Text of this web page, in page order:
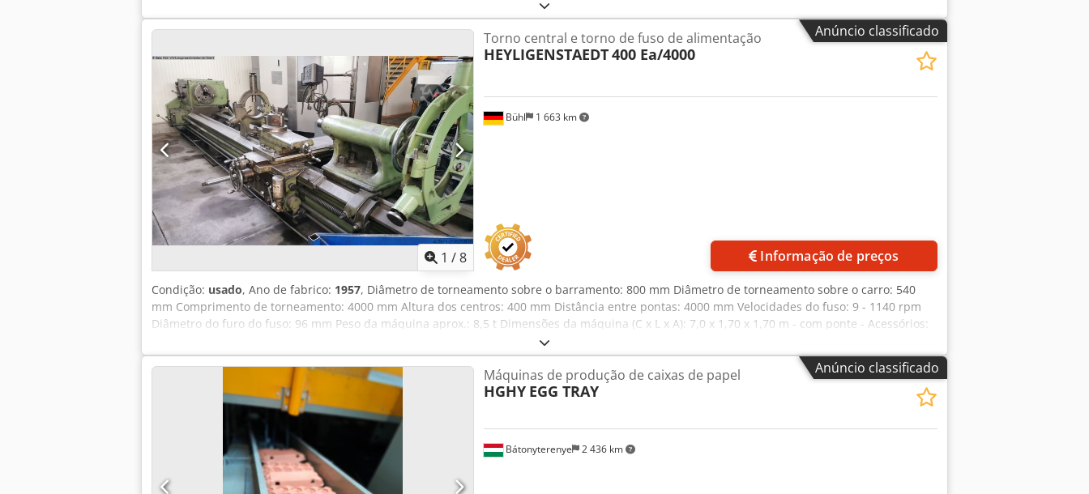
rpm Dedpfxoxln Iws Aipeck Potência total requerida: 47 kW Peso da máquina: 160 t Equipamento: Cabeçote de fresagem normal, cabeçote de
fresagem tangencial, cabeçote de fresagem interna, engrenagens de troca, suportes. Vídeo disponível
Anúncio classificado
1 /8
Bühl 1 663 km
Torno central e torno de fuso de alimentação
HEYLIGENSTAEDT400 Ea/4000
Informação de preços
Condição: usado, Ano de fabrico: 1957, Diâmetro de torneamento sobre o barramento: 800 mm Diâmetro de torneamento sobre o carro: 540
mm Comprimento de torneamento: 4000 mm Altura dos centros: 400 mm Distância entre pontas: 4000 mm Velocidades do fuso: 9 - 1140 rpm
Diâmetro do furo do fuso: 96 mm Peso da máquina aprox.: 8,5 t Dimensões da máquina (C x L x A): 7,0 x 1,70 x 1,70 m - com ponte - Acessórios:
Castanha de 3 garras FORKARDT 400 mmø, Castanha de 4 garras 500 mmø, Prato de face 800 mmø, Leitura digital nos eixos X e Z ACU-RITE,
Cabeça MULTIFIX com diversos insertos, 2 lunetas fixas, 1 luneta móvel, Ponta móvel, Sistema de refrigeração Dedpexwp Ehofx Aipsck
Anúncio classificado
Bátonyterenye 2 436 km
Máquinas de produção de caixas de papel
HGHY EGG TRAY